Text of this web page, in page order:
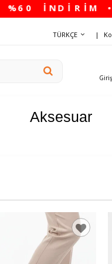
TÜRKÇE
Aksesuar